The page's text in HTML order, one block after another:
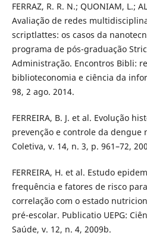
FERRAZ, R. R. N.; QUONIAM, L.;
Avaliação de redes
scriptlattes: os casos da
programa de pós-graduação
Administração. Encontros Bibli:
biblioteconomia e ciência da
98, 2 ago. 2014.
FERREIRA, B. J. et al. Evolução
prevenção e controle da dengue
Coletiva, v. 14, n. 3, p. 961–72,
FERREIRA, H. et al. Estudo
frequência e fatores de risco
correlação com o estado
pré-escolar. Publicatio UEPG:
Saúde, v. 12, n. 4, 2009b.